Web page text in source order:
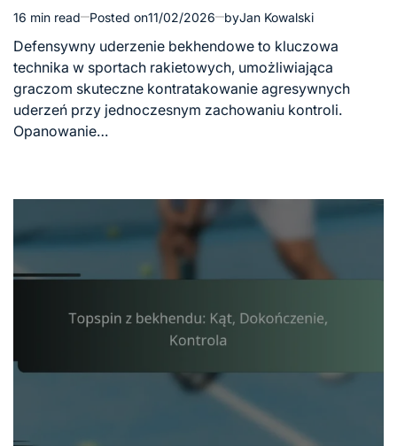
Estimated
read
time
16 min read Posted on11/02/2026 byJan Kowalski
Defensywny uderzenie bekhendowe to kluczowa
technika w sportach rakietowych, umożliwiająca
graczom skuteczne kontratakowanie agresywnych
uderzeń przy jednoczesnym zachowaniu kontroli.
Opanowanie…